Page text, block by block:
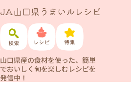
JA山口県うまいルレシピ
山口県産の食材を使った、簡単
でおいしく旬を楽しむレシピを
発信中！